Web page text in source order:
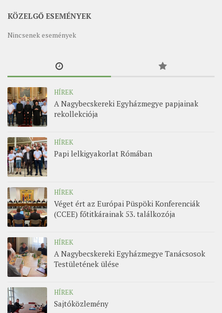
MUNKADOKUMENTUMOK
KISKORÚAK VÉDELME
MEGKÖZELÍTÉSBEN
KÖZELGŐ ESEMÉNYEK
Nincsenek események
HÍREK
A Nagybecskereki Egyházmegye papjainak
rekollekciója
HÍREK
Papi lelkigyakorlat Rómában
HÍREK
Véget ért az Európai Püspöki Konferenciák
(CCEE) főtitkárainak 53. találkozója
HÍREK
A Nagybecskereki Egyházmegye Tanácsosok
Testületének ülése
HÍREK
Sajtóközlemény